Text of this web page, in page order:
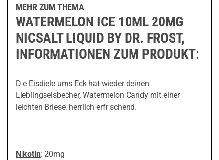
MEHR ZUM THEMA
WATERMELON ICE 10ML 20MG
NICSALT LIQUID BY DR. FROST,
INFORMATIONEN ZUM PRODUKT:
Die Eisdiele ums Eck hat wieder deinen
Lieblingseisbecher, Watermelon Candy mit einer
leichten Briese, herrlich erfrischend.
Nikotin: 20mg